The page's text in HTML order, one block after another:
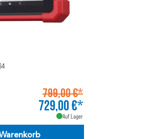
799,00 €*
729,00 €*
Auf Lager